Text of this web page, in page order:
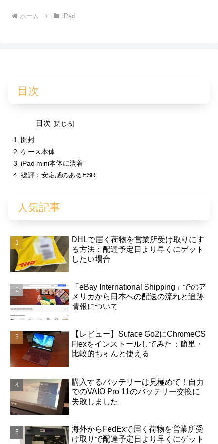
ホーム iPad
目次
目次
開封
ケース本体
iPad mini本体に装着
総評：安定感のあるESR
人気記事
DHLで届く荷物を営業所受け取りにす
る方法：配達予定日より早くにゲット
したい場合
「eBay International Shipping」でのア
メリカから日本への配送の流れと追跡
情報について
【レビュー】Suface Go2にChromeOS
Flexをインストールしてみた：簡単・
比較的ちゃんと使える
購入するバッテリーは見極めて！自力
でのVAIO Pro 11のバッテリー交換に
失敗しました
海外からFedExで届く荷物を営業所受
け取りで配達予定日より早くにゲット